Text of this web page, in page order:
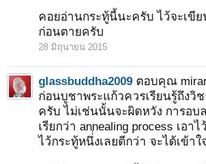
คอยอ่านกระทู้นี้นะครับ ไว้จะเขี
ก่อนตายครับ
28 มิถุนายน 2015
glassbuddha2009 ตอบคุณ
ก่อนบูชาพระแก้วควรเรียนรู้ถึงวิ
ครับ ไม่เช่นนั้นจะผิดหวัง การอ
เรียกว่า annealing process เอา
ไว้กระทู้หนึ่่งเลยดีกว่า จะได้เข้า